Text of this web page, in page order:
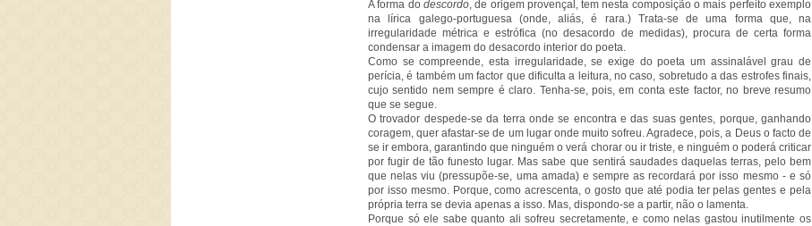
A forma do descordo, de origem provençal, tem nesta composição o mais perfeito exemplo
na lírica galego-portuguesa (onde, aliás, é rara.) Trata-se de uma forma que, na
irregularidade métrica e estrófica (no desacordo de medidas), procura de certa forma
condensar a imagem do desacordo interior do poeta.
Como se compreende, esta irregularidade, se exige do poeta um assinalável grau de
perícia, é também um factor que dificulta a leitura, no caso, sobretudo a das estrofes finais,
cujo sentido nem sempre é claro. Tenha-se, pois, em conta este factor, no breve resumo
que se segue.
O trovador despede-se da terra onde se encontra e das suas gentes, porque, ganhando
coragem, quer afastar-se de um lugar onde muito sofreu. Agradece, pois, a Deus o facto de
se ir embora, garantindo que ninguém o verá chorar ou ir triste, e ninguém o poderá criticar
por fugir de tão funesto lugar. Mas sabe que sentirá saudades daquelas terras, pelo bem
que nelas viu (pressupõe-se, uma amada) e sempre as recordará por isso mesmo - e só
por isso mesmo. Porque, como acrescenta, o gosto que até podia ter pelas gentes e pela
própria terra se devia apenas a isso. Mas, dispondo-se a partir, não o lamenta.
Porque só ele sabe quanto ali sofreu secretamente, e como nelas gastou inutilmente os